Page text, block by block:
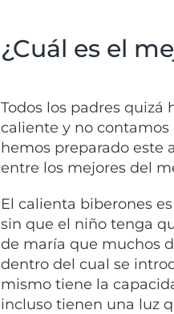
¿Cuál es el
Todos los padres
caliente y no
hemos preparado este
entre los mejores del
El calienta biberones
sin que el niño tenga
de maría que muchos
dentro del cual se
mismo tiene la
incluso tienen una luz